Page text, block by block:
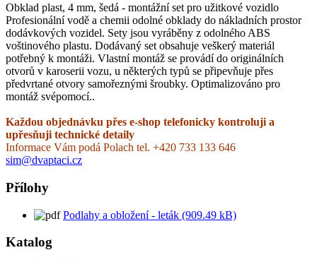
Obklad plast, 4 mm, šedá - montážní set pro užitkové vozidlo
Profesionální vodě a chemii odolné obklady do nákladních prostor
dodávkových vozidel. Sety jsou vyráběny z odolného ABS
voštinového plastu. Dodávaný set obsahuje veškerý materiál
potřebný k montáži. Vlastní montáž se provádí do originálních
otvorů v karoserii vozu, u některých typů se připevňuje přes
předvrtané otvory samořeznými šroubky. Optimalizováno pro
montáž svépomocí..
Každou objednávku přes e-shop telefonicky kontroluji a
upřesňuji technické detaily
Informace Vám podá Polach tel. +420 733 133 646
sim@dvaptaci.cz
Přílohy
Podlahy a obložení - leták (909.49 kB)
Katalog